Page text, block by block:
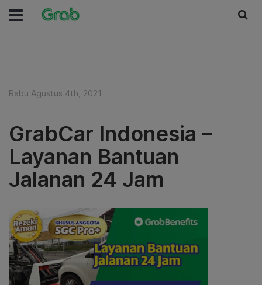
Rabu Agustus 4th, 2021
GrabCar Indonesia –
Layanan Bantuan
Jalanan 24 Jam